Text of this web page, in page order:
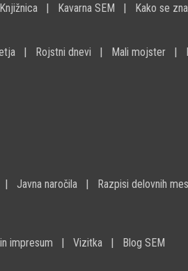
Knjižnica Kavarna SEM Kako se
Rojstni dnevi Mali mojster
Javna naročila
Razpisi delovnih
impresum Vizitka Blog SEM